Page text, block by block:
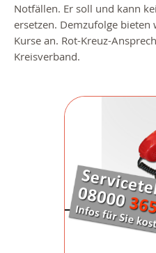
Notfällen. Er soll und kann
ersetzen. Demzufolge
Kurse an. Rot-Kreuz-
Kreisverband.